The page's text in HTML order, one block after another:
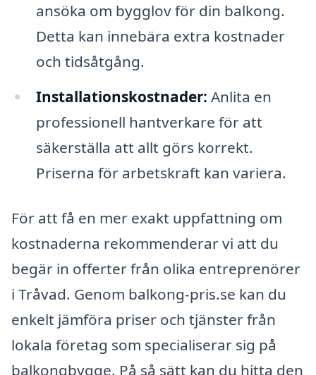
ansöka om bygglov för din balkong.
Detta kan innebära extra kostnader
och tidsåtgång.
Installationskostnader: Anlita en
professionell hantverkare för att
säkerställa att allt görs korrekt.
Priserna för arbetskraft kan variera.
För att få en mer exakt uppfattning om
kostnaderna rekommenderar vi att du
begär in offerter från olika entreprenörer
i Tråvad. Genom balkong-pris.se kan du
enkelt jämföra priser och tjänster från
lokala företag som specialiserar sig på
balkongbygge. På så sätt kan du hitta den